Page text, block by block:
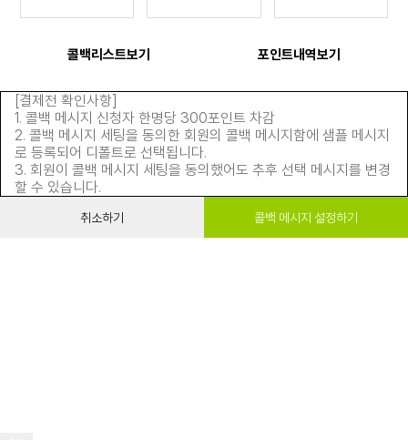
콜백리스트보기 포인트내역보기
[결제전 확인사항]
1. 콜백 메시지 신청자 한명당 300포인트 차감
2. 콜백 메시지 세팅을 동의한 회원의 콜백 메시지함에 샘플 메시지
로 등록되어 디폴트로 선택됩니다.
3. 회원이 콜백 메시지 세팅을 동의했어도 추후 선택 메시지를 변경
할 수 있습니다.
취소하기 콜백 메시지 설정하기